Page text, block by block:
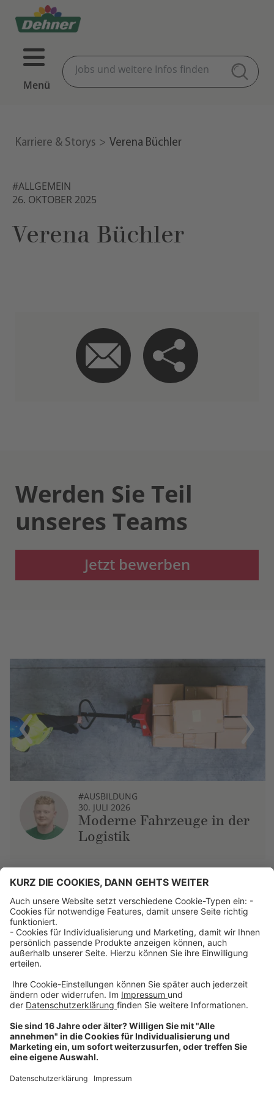
Menü
Karriere & Storys Verena Büchler
#ALLGEMEIN
26. OKTOBER 2025
Verena Büchler
Werden Sie Teil
unseres Teams
Jetzt bewerben
Previous
#AUSBILDUNG
30. JULI 2026
Moderne Fahrzeuge in der
Logistik
Next
Über uns
Dehner Unternehmen
Jobs bei Dehner